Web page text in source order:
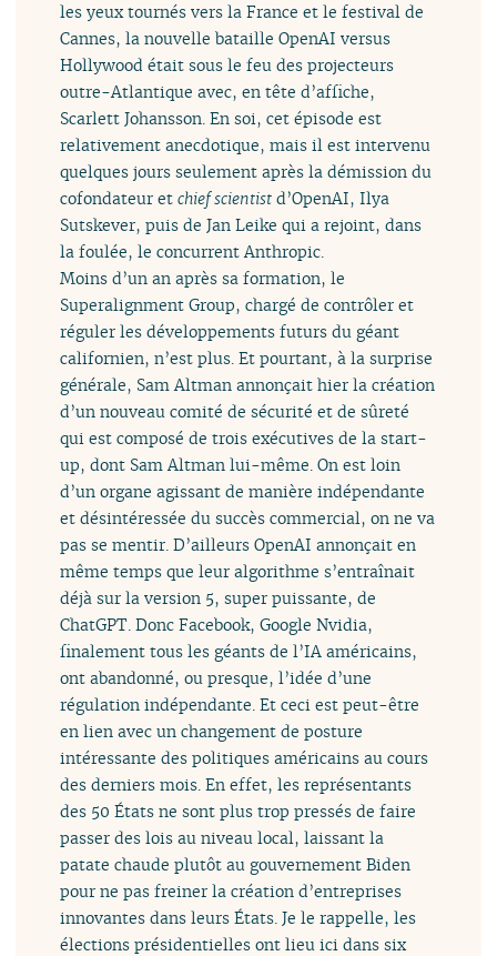
les yeux tournés vers la France et le festival de
Cannes, la nouvelle bataille OpenAI versus
Hollywood était sous le feu des projecteurs
outre-Atlantique avec, en tête d’affiche,
Scarlett Johansson. En soi, cet épisode est
relativement anecdotique, mais il est intervenu
quelques jours seulement après la démission du
cofondateur etchief scientist d’OpenAI, Ilya
Sutskever, puis de Jan Leike qui a rejoint, dans
la foulée, le concurrent Anthropic.
Moins d’un an après sa formation, le
Superalignment Group, chargé de contrôler et
réguler les développements futurs du géant
californien, n’est plus. Et pourtant, à la surprise
générale, Sam Altman annonçait hier la création
d’un nouveau comité de sécurité et de sûreté
qui est composé de trois exécutives de la start-
up, dont Sam Altman lui-même. On est loin
d’un organe agissant de manière indépendante
et désintéressée du succès commercial, on ne va
pas se mentir. D’ailleurs OpenAI annonçait en
même temps que leur algorithme s’entraînait
déjà sur la version 5, super puissante, de
ChatGPT. Donc Facebook, Google Nvidia,
finalement tous les géants de l’IA américains,
ont abandonné, ou presque, l’idée d’une
régulation indépendante. Et ceci est peut-être
en lien avec un changement de posture
intéressante des politiques américains au cours
des derniers mois. En effet, les représentants
des 50 États ne sont plus trop pressés de faire
passer des lois au niveau local, laissant la
patate chaude plutôt au gouvernement Biden
pour ne pas freiner la création d’entreprises
innovantes dans leurs États. Je le rappelle, les
élections présidentielles ont lieu ici dans six